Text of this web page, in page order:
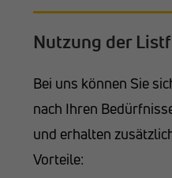
Nutzung der
Bei uns können Sie
nach Ihren
und erhalten
Vorteile: